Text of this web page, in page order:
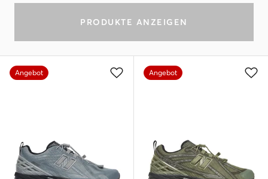
PRODUKTE ANZEIGEN
Angebot Angebot